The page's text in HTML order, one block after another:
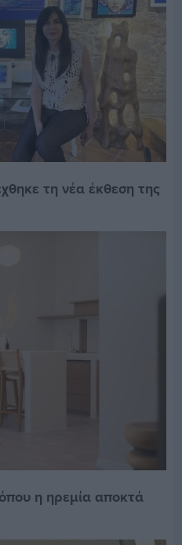
τη νέα έκθεση της
η ηρεμία αποκτά